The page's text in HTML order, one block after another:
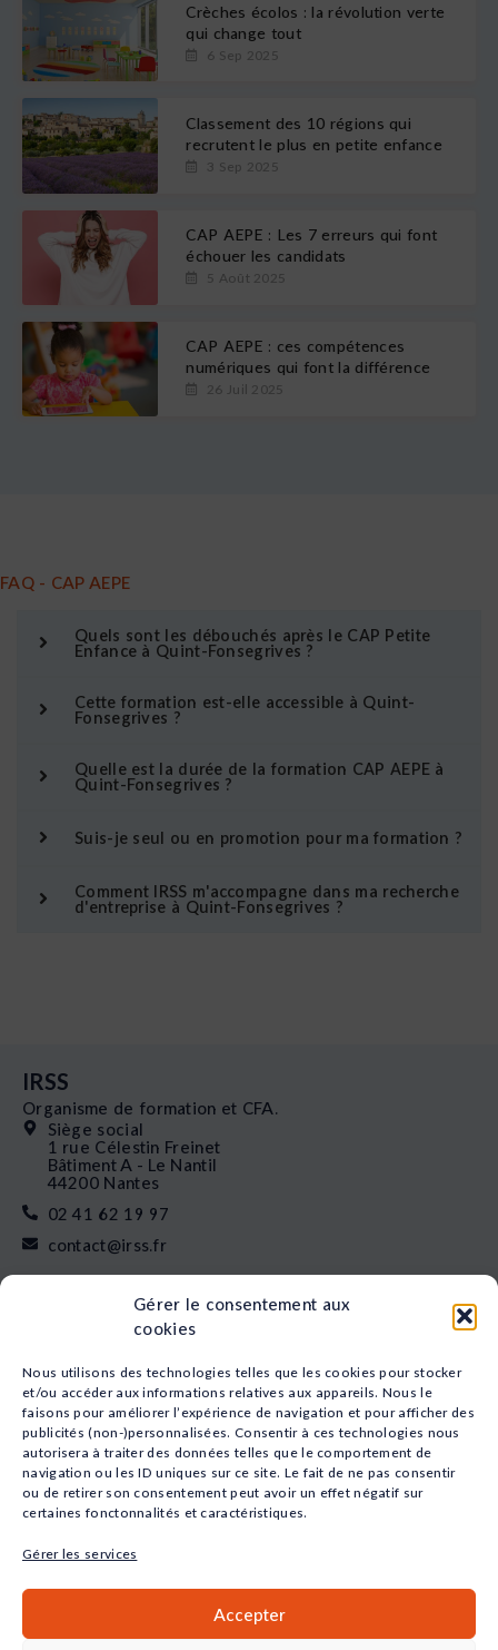
Gérer le consentement aux
cookies
Nous utilisons des technologies telles que les cookies pour stocker
et/ou accéder aux informations relatives aux appareils. Nous le
faisons pour améliorer l’expérience de navigation et pour afficher des
publicités (non-)personnalisées. Consentir à ces technologies nous
autorisera à traiter des données telles que le comportement de
navigation ou les ID uniques sur ce site. Le fait de ne pas consentir
ou de retirer son consentement peut avoir un effet négatif sur
certaines fonctonnalités et caractéristiques.
Gérer les services
Accepter
Crèches écolos : la révolution verte
qui change tout
6 Sep 2025
Classement des 10 régions qui
recrutent le plus en petite enfance
3 Sep 2025
CAP AEPE : Les 7 erreurs qui font
échouer les candidats
5 Août 2025
CAP AEPE : ces compétences
numériques qui font la différence
26 Juil 2025
FAQ - CAP AEPE
Quels sont les débouchés après le CAP Petite
Enfance à Quint-Fonsegrives ?
Cette formation est-elle accessible à Quint-
Fonsegrives ?
Quelle est la durée de la formation CAP AEPE à
Quint-Fonsegrives ?
Suis-je seul ou en promotion pour ma formation ?
Comment IRSS m'accompagne dans ma recherche
d'entreprise à Quint-Fonsegrives ?
IRSS
Organisme de formation et CFA.
Siège social
1 rue Célestin Freinet
Bâtiment A - Le Nantil
44200 Nantes
02 41 62 19 97
contact@irss.fr
Nos formations
L’apprentissage
Financement
Qui sommes-nous
Actualités
Nos études
Recrutement
Nos domaines
Animation
Santé
Social
Commerce